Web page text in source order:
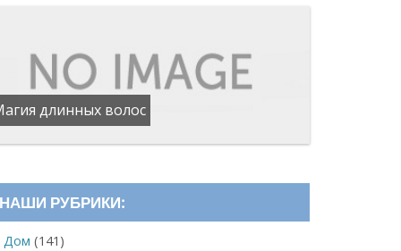
длинных волос
НАШИ РУБРИКИ:
Дом (141)